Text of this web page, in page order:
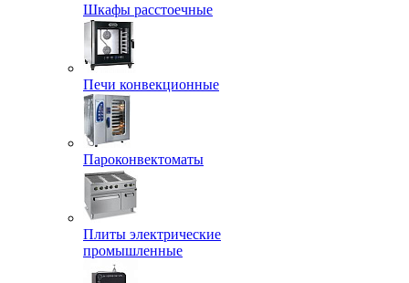
Шкафы расстоечные
Печи конвекционные
Пароконвектоматы
Плиты электрические
промышленные